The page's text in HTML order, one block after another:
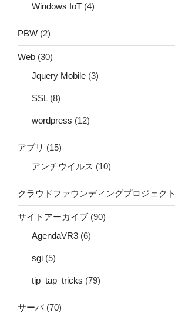
Windows IoT (4)
PBW (2)
Web (30)
Jquery Mobile (3)
SSL(8)
wordpress (12)
アプリ (15)
アンチウイルス (10)
クラウドファウンディングプロジェクト
サイトアーカイブ (90)
AgendaVR3 (6)
sgi (5)
tip_tap_tricks (79)
サーバ(70)